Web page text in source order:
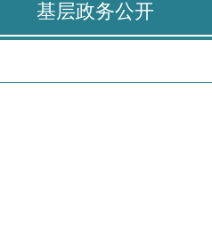
基层政务公开